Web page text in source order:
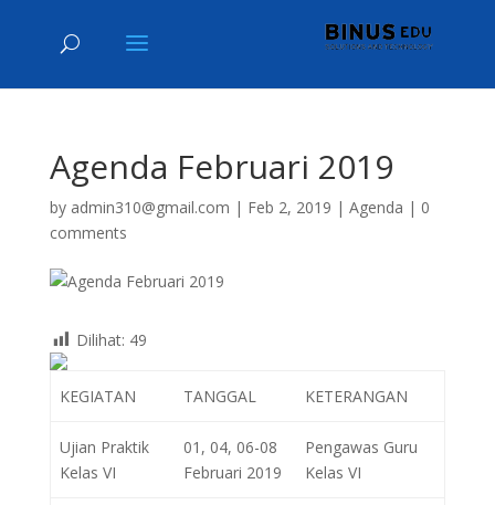
Agenda Februari 2019
by admin310@gmail.com | Feb 2, 2019 | Agenda | 0
comments
Dilihat: 49
KEGIATAN TANGGAL KETERANGAN
Ujian Praktik
Kelas VI
01, 04, 06-08
Februari 2019
Pengawas Guru
Kelas VI